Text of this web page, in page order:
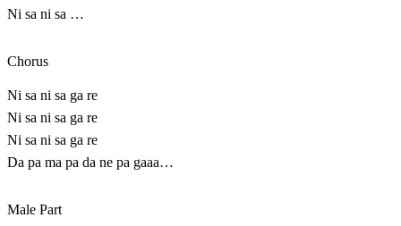
Ni sa ni sa …
Chorus
Ni sa ni sa ga re
Ni sa ni sa ga re
Ni sa ni sa ga re
Da pa ma pa da ne pa gaaa…
Male Part